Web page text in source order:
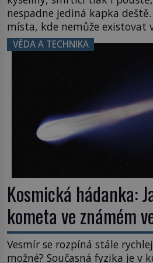
nespadne jediná kapka
místa, kde nemůže existovat
právě tady vědci objevují
posouvají hranice života.
napovídá, kde bychom jednou
VĚDA A TECHNIKA
Kosmická hádanka:
kometa ve známém
Vesmír se rozpíná stále
možné? Současná fyzika je v